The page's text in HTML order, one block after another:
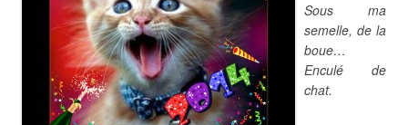
Sous ma
semelle, de la
boue…
Enculé de
chat.